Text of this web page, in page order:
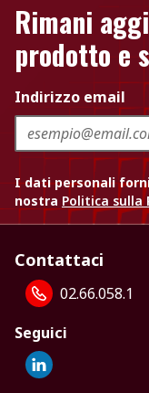
Rimani
prodotto e
Indirizzo email
I dati personali
nostra Politica sulla
Contattaci
02.66.058.1
Seguici